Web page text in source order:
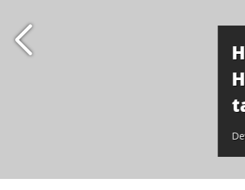
Hacettepe
Hizmet
tarafından